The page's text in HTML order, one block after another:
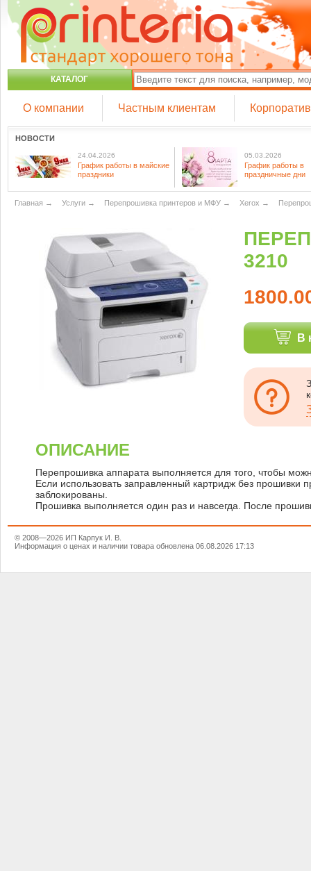
КАТАЛОГ
О компании Частным клиентам
НОВОСТИ
24.04.2026
График работы в майские
праздники
05.03.2026
График работы в
праздничные дни
Главная → Услуги → Перепрошивка принтеров и МФУ → Xerox →
3210
В
ОПИСАНИЕ
Перепрошивка аппарата выполняется для того, чтобы
Если использовать заправленный картридж без прошивки
заблокированы.
Прошивка выполняется один раз и навсегда. После
© 2008—2026 ИП Карпук И. В.
Информация о ценах и наличии товара обновлена 06.08.2026 17:13